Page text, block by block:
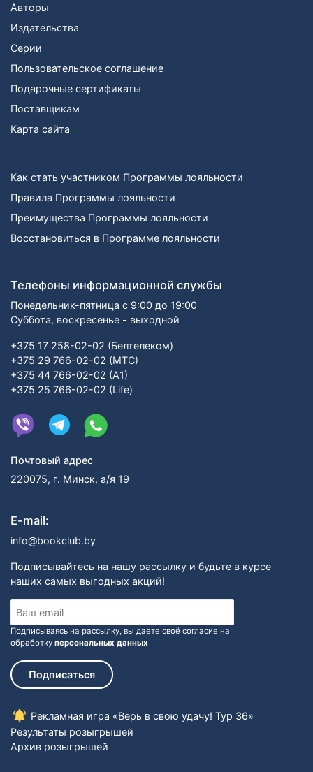
Авторы
Издательства
Серии
Пользовательское соглашение
Подарочные сертификаты
Поставщикам
Карта сайта
Как стать участником Программы лояльности
Правила Программы лояльности
Преимущества Программы лояльности
Восстановиться в Программе лояльности
Телефоны информационной службы
Понедельник-пятница с 9:00 до 19:00
Суббота, воскресенье - выходной
+375 17 258-02-02 (Белтелеком)
+375 29 766-02-02 (МТС)
+375 44 766-02-02 (А1)
+375 25 766-02-02 (Life)
Почтовый адрес
220075, г. Минск, а/я 19
E-mail:
info@bookclub.by
Подписывайтесь на нашу рассылку и будьте в курсе
наших самых выгодных акций!
Подписываясь на рассылку, вы даете своё согласие на
обработку персональных данных
Подписаться
Рекламная игра «Верь в свою удачу! Тур 36»
Результаты розыгрышей
Архив розыгрышей